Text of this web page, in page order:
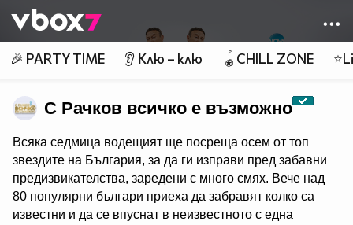
👾
🎉 PARTY TIME 👂 Клю – клю 🪀CHILL ZONE
С Рачков всичко е възможно
Всяка седмица водещият ще посреща осем от топ
звездите на България, за да ги изправи пред забавни
предизвикателства, заредени с много смях. Вече над
80 популярни българи приеха да забравят колко са
известни и да се впуснат в неизвестното с една